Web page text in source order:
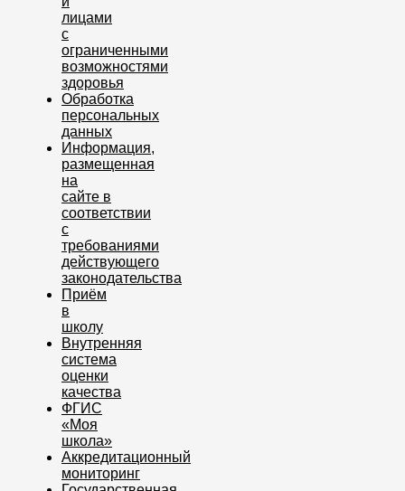
лицами
с
ограниченными
возможностями
здоровья
Обработка
персональных
данных
Информация,
размещенная
на
сайте в
соответствии
с
требованиями
действующего
законодательства
Приём
в
школу
Внутренняя
система
оценки
качества
ФГИС
«Моя
школа»
Аккредитационный
мониторинг